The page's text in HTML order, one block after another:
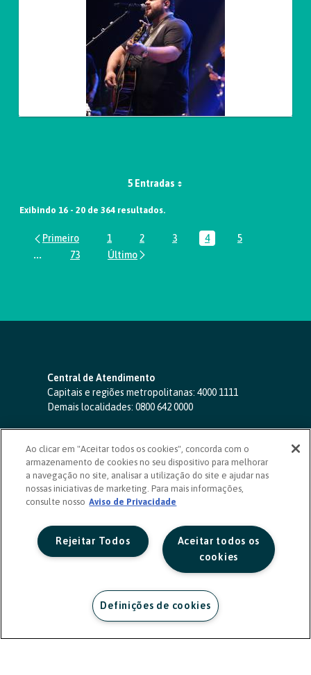
5 Entradas
Exibindo 16 - 20 de 364 resultados.
Página
1 Página
2 Página
3 Página
4 Página
5
...Páginas intermediárias Usar ABA para navegar.
Página
73
Central de Atendimento
Capitais e regiões metropolitanas: 4000 1111
Demais localidades: 0800 642 0000
SAC 24 horas-0800 724 4420
Ouvidoria
0800 725 0996
(de segunda a sexta, das 8h às 20h)
ouvidoriasicoob.com.br
Deficientes auditivos ou de fala
Ao clicar em "Aceitar todos os cookies", concorda com o
armazenamento de cookies no seu dispositivo para melhorar
a navegação no site, analisar a utilização do site e ajudar nas
nossas iniciativas de marketing. Para mais informações,
consulte nosso Aviso de Privacidade
Aceitar todos os
cookies
Rejeitar Todos
Definições de cookies